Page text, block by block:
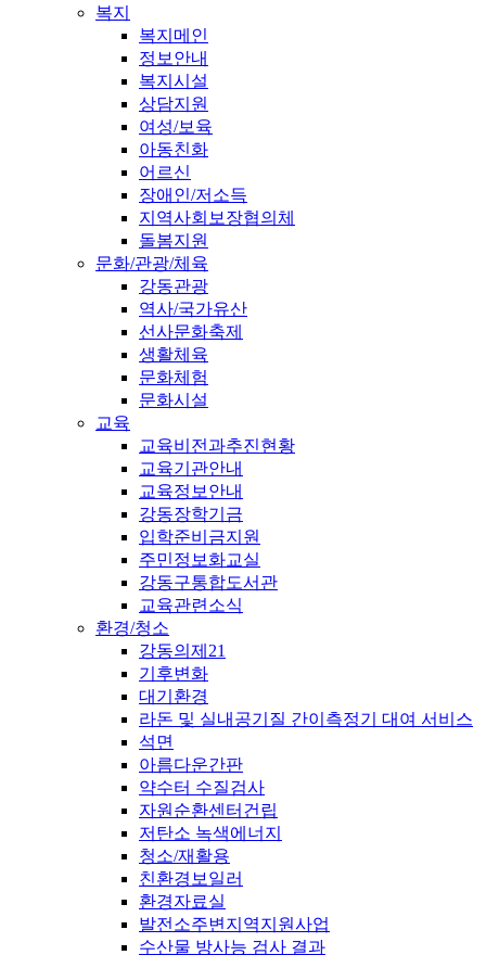
복지
복지메인
정보안내
복지시설
상담지원
여성/보육
아동친화
어르신
장애인/저소득
지역사회보장협의체
돌봄지원
문화/관광/체육
강동관광
역사/국가유산
선사문화축제
생활체육
문화체험
문화시설
교육
교육비전과추진현황
교육기관안내
교육정보안내
강동장학기금
입학준비금지원
주민정보화교실
강동구통합도서관
교육관련소식
환경/청소
강동의제21
기후변화
대기환경
라돈 및 실내공기질 간이측정기 대여 서비스
석면
아름다운간판
약수터 수질검사
자원순환센터건립
저탄소 녹색에너지
청소/재활용
친환경보일러
환경자료실
발전소주변지역지원사업
수산물 방사능 검사 결과